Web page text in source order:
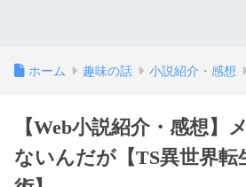
ホーム 趣味の話 小説紹介・感想
【Web小説紹介・感想】
ないんだが【TS異世界転